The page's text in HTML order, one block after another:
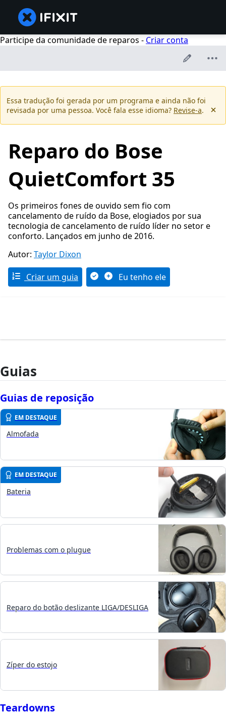
Participe da comunidade de reparos - Criar conta
Essa tradução foi gerada por um programa e ainda não foi
revisada por uma pessoa. Você fala esse idioma? Revise-a.
Reparo do Bose
QuietComfort 35
Os primeiros fones de ouvido sem fio com
cancelamento de ruído da Bose, elogiados por sua
tecnologia de cancelamento de ruído líder no setor e
conforto. Lançados em junho de 2016.
Autor: Taylor Dixon
Criar um guia Eu tenho ele
Guias
Guias de reposição
EM DESTAQUE
Almofada
EM DESTAQUE
Bateria
Problemas com o plugue
Reparo do botão deslizante LIGA/DESLIGA
Zíper do estojo
Teardowns